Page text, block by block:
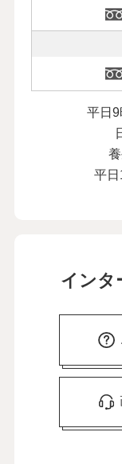
平日9
平
インタ